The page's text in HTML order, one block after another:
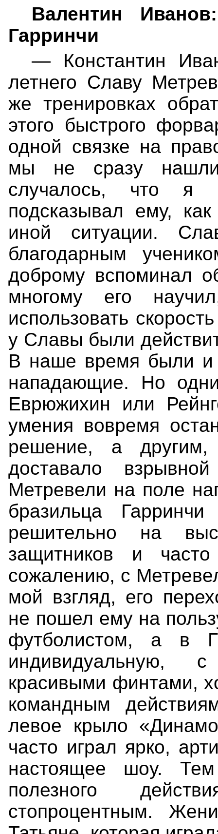
Валентин
Гарринчи
— Константин
летнего Славу
же тренировках
этого быстрого
одной связке на
мы не сразу
случалось, что я
подсказывал ему,
иной ситуации.
благодарным
доброму вспоминал
многому его
использовать
у Славы были
В наше время были и
нападающие. Но
Еврюжихин или
умения вовремя
решение, а
доставало
Метревели на поле
бразильца
решительно на
защитников и
сожалению, с
мой взгляд, его
не пошел ему на
футболистом, а в
индивидуальную,
красивыми финтами,
командным
левое крыло
часто играл ярко,
настоящее шоу.
полезного
стопроцентным.